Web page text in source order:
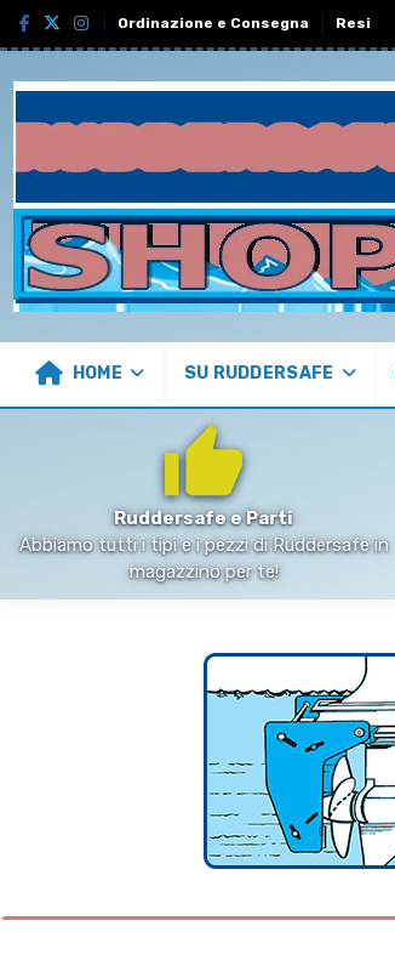
Ordinazione e Consegna Resi
HOME SU RUDDERSAFE
Ruddersafe e Parti
Abbiamo tutti i tipi e i pezzi di Ruddersafe in
magazzino per te!